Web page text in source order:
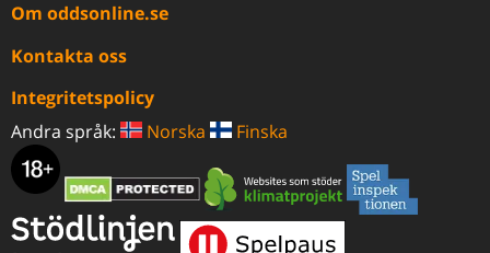
Om oddsonline.se
Kontakta oss
Integritetspolicy
Andra språk:
Norska Finska